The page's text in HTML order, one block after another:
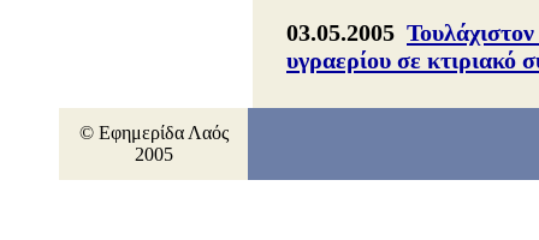
03.05.2005
υγραερίου σε κτιριακό
© Εφημερίδα Λαός
2005